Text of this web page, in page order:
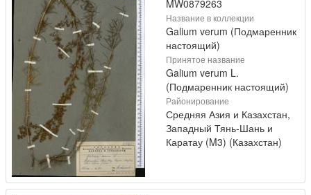
MW0879263
Название в коллекции
Galium verum (Подмаренник
настоящий)
Принятое название
Galium verum L.
(Подмаренник настоящий)
Районирование
Средняя Азия и Казахстан,
Западный Тянь-Шань и
Каратау (M3) (Казахстан)